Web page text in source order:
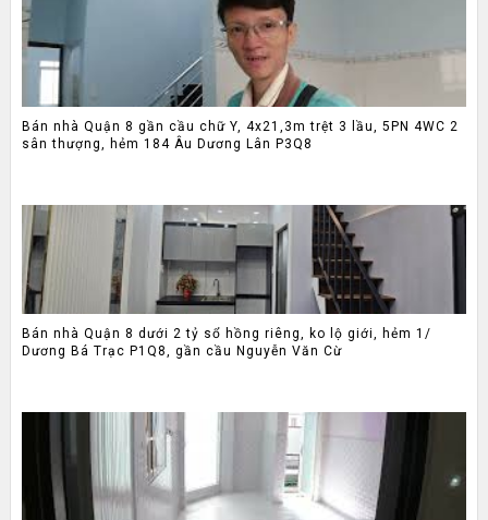
Bán nhà Quận 8 gần cầu chữ Y, 4x21,3m trệt 3 lầu, 5PN 4WC 2
sân thượng, hẻm 184 Âu Dương Lân P3Q8
Bán nhà Quận 8 dưới 2 tỷ sổ hồng riêng, ko lộ giới, hẻm 1/
Dương Bá Trạc P1Q8, gần cầu Nguyễn Văn Cừ